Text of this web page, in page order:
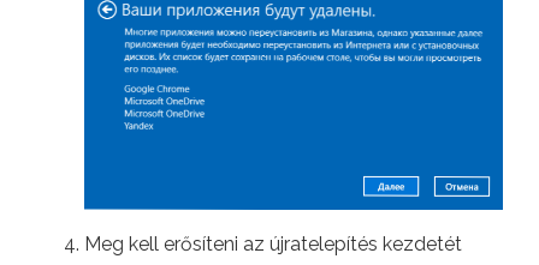
Meg kell erősíteni az újratelepítés kezdetét